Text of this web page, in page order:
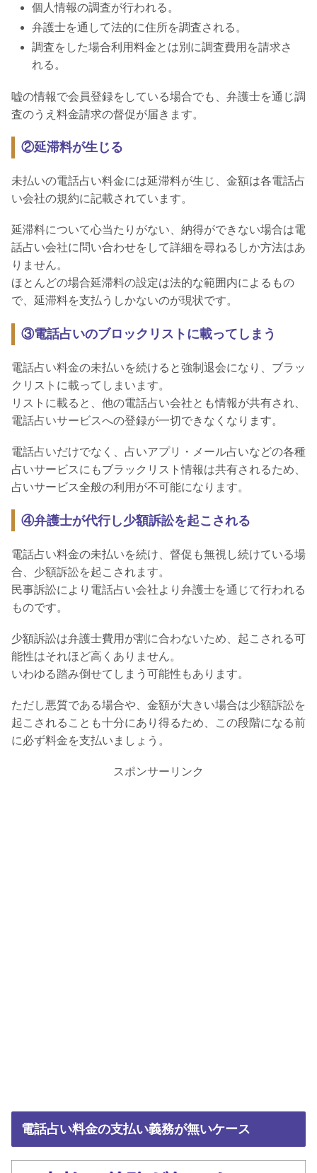
個人情報の調査が行われる。
弁護士を通して法的に住所を調査される。
調査をした場合利用料金とは別に調査費用を請求さ
れる。
嘘の情報で会員登録をしている場合でも、弁護士を通じ調
査のうえ料金請求の督促が届きます。
②延滞料が生じる
未払いの電話占い料金には延滞料が生じ、金額は各電話占
い会社の規約に記載されています。
延滞料について心当たりがない、納得ができない場合は電
話占い会社に問い合わせをして詳細を尋ねるしか方法はあ
りません。
ほとんどの場合延滞料の設定は法的な範囲内によるもの
で、延滞料を支払うしかないのが現状です。
③電話占いのブロックリストに載ってしまう
電話占い料金の未払いを続けると強制退会になり、ブラッ
クリストに載ってしまいます。
リストに載ると、他の電話占い会社とも情報が共有され、
電話占いサービスへの登録が一切できなくなります。
電話占いだけでなく、占いアプリ・メール占いなどの各種
占いサービスにもブラックリスト情報は共有されるため、
占いサービス全般の利用が不可能になります。
④弁護士が代行し少額訴訟を起こされる
電話占い料金の未払いを続け、督促も無視し続けている場
合、少額訴訟を起こされます。
民事訴訟により電話占い会社より弁護士を通じて行われる
ものです。
少額訴訟は弁護士費用が割に合わないため、起こされる可
能性はそれほど高くありません。
いわゆる踏み倒せてしまう可能性もあります。
ただし悪質である場合や、金額が大きい場合は少額訴訟を
起こされることも十分にあり得るため、この段階になる前
に必ず料金を支払いましょう。
スポンサーリンク
電話占い料金の支払い義務が無いケース